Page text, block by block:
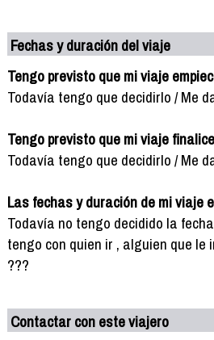
Fechas y duración del viaje
Tengo previsto que mi viaje
Todavía tengo que decidirlo / Me
Tengo previsto que mi viaje
Todavía tengo que decidirlo / Me
Las fechas y duración de mi viaje
Todavía no tengo decidido la
tengo con quien ir , alguien que le
???
Contactar con este viajero